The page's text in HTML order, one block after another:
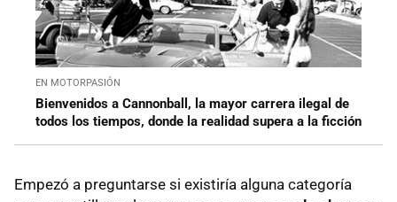
EN MOTORPASIÓN
Bienvenidos a Cannonball, la mayor carrera ilegal de
todos los tiempos, donde la realidad supera a la ficción
Empezó a preguntarse si existiría alguna categoría